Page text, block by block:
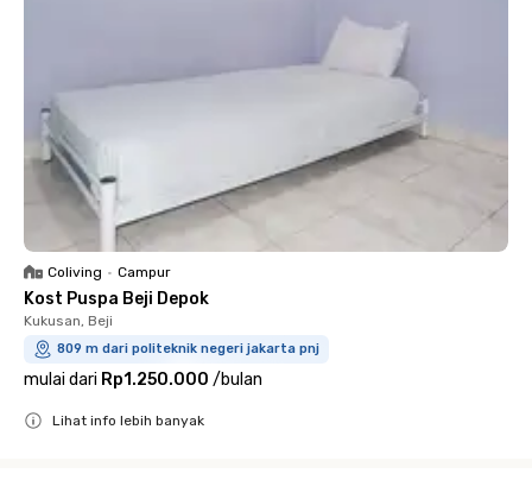
Coliving • Campur
Kost Puspa Beji Depok
Kukusan, Beji
809 m dari politeknik negeri jakarta pnj
mulai dari Rp1.250.000 /bulan
Lihat info lebih banyak